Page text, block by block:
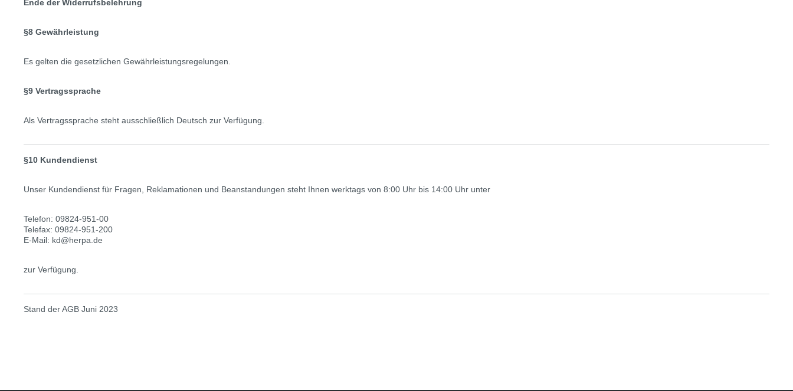
Ende der Widerrufsbelehrung
§8 Gewährleistung
Es gelten die gesetzlichen Gewährleistungsregelungen.
§9 Vertragssprache
Als Vertragssprache steht ausschließlich Deutsch zur Verfügung.
§10 Kundendienst
Unser Kundendienst für Fragen, Reklamationen und Beanstandungen steht Ihnen werktags von 8:00 Uhr bis 14:00 Uhr unter
Telefon: 09824-951-00
Telefax: 09824-951-200
E-Mail: kd@herpa.de
zur Verfügung.
Stand der AGB Juni 2023